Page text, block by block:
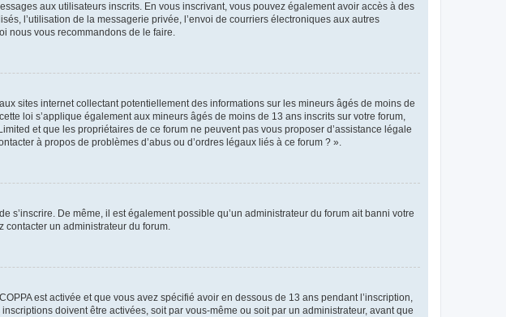
aux utilisateurs inscrits. En vous inscrivant, vous pouvez également avoir accès à des
l’utilisation de la messagerie privée, l’envoi de courriers électroniques aux autres
nous vous recommandons de le faire.
sites internet collectant potentiellement des informations sur les mineurs âgés de moins de
loi s’applique également aux mineurs âgés de moins de 13 ans inscrits sur votre forum,
et que les propriétaires de ce forum ne peuvent pas vous proposer d’assistance légale
à propos de problèmes d’abus ou d’ordres légaux liés à ce forum ? ».
s’inscrire. De même, il est également possible qu’un administrateur du forum ait banni votre
contacter un administrateur du forum.
est activée et que vous avez spécifié avoir en dessous de 13 ans pendant l’inscription,
doivent être activées, soit par vous-même ou soit par un administrateur, avant que